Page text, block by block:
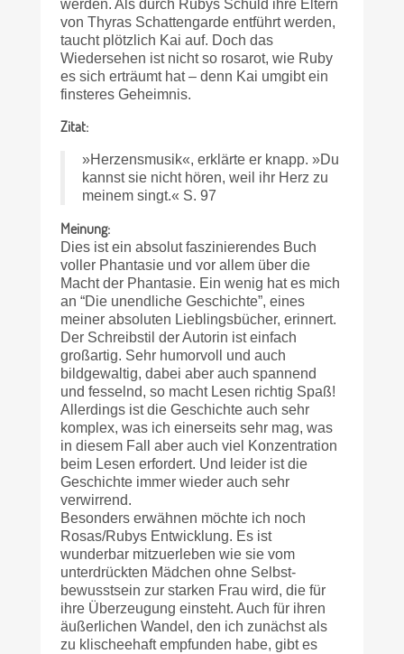
werden. Als durch Rubys Schuld ihre Eltern
von Thyras Schattengarde entführt werden,
taucht plötzlich Kai auf. Doch das
Wiedersehen ist nicht so rosarot, wie Ruby
es sich erträumt hat – denn Kai umgibt ein
finsteres Geheimnis.
Zitat:
»Herzensmusik«, erklärte er knapp. »Du
kannst sie nicht hören, weil ihr Herz zu
meinem singt.« S. 97
Meinung:
Dies ist ein absolut faszinierendes Buch
voller Phantasie und vor allem über die
Macht der Phantasie. Ein wenig hat es mich
an “Die unendliche Geschichte”, eines
meiner absoluten Lieblings­bücher, erinnert.
Der Schreibstil der Autorin ist einfach
großartig. Sehr humorvoll und auch
bildgewaltig, dabei aber auch spannend
und fesselnd, so macht Lesen richtig Spaß!
Allerdings ist die Geschichte auch sehr
komplex, was ich einerseits sehr mag, was
in diesem Fall aber auch viel Konzentration
beim Lesen erfordert. Und leider ist die
Geschichte immer wieder auch sehr
verwirrend.
Besonders erwähnen möchte ich noch
Rosas/Rubys Entwicklung. Es ist
wunderbar mitzuerleben wie sie vom
unterdrückten Mädchen ohne Selbst­
bewusstsein zur starken Frau wird, die für
ihre Überzeugung einsteht. Auch für ihren
äußerlichen Wandel, den ich zunächst als
zu klischee­haft empfunden habe, gibt es